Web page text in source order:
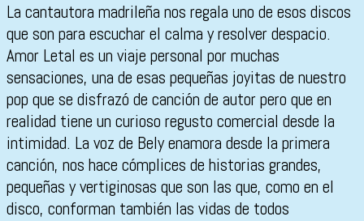
La cantautora madrileña nos regala uno de esos discos
que son para escuchar el calma y resolver despacio.
Amor Letal es un viaje personal por muchas
sensaciones, una de esas pequeñas joyitas de nuestro
pop que se disfrazó de canción de autor pero que en
realidad tiene un curioso regusto comercial desde la
intimidad. La voz de Bely enamora desde la primera
canción, nos hace cómplices de historias grandes,
pequeñas y vertiginosas que son las que, como en el
disco, conforman también las vidas de todos